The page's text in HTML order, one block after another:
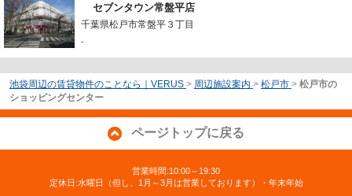
セブンタウン常盤平店
千葉県松戸市常盤平３丁目
-
池袋周辺の賃貸物件のことなら｜VERUS > 周辺施設案内 > 松戸市 > 松戸市の
ショッピングセンター
ページトップに戻る
営業時間:10:00～19:30
定休日:水曜日（但し、1月～3月は営業しております）・年末年始